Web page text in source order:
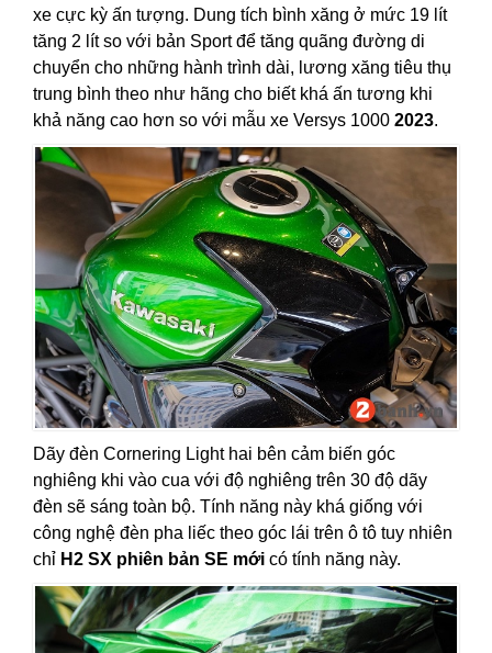
xe cực kỳ ấn tượng. Dung tích bình xăng ở mức 19 lít
tăng 2 lít so với bản Sport để tăng quãng đường di
chuyển cho những hành trình dài, lương xăng tiêu thụ
trung bình theo như hãng cho biết khá ấn tương khi
khả năng cao hơn so với mẫu xe Versys 1000 2023.
Dãy đèn Cornering Light hai bên cảm biến góc
nghiêng khi vào cua với độ nghiêng trên 30 độ dãy
đèn sẽ sáng toàn bộ. Tính năng này khá giống với
công nghệ đèn pha liếc theo góc lái trên ô tô tuy nhiên
chỉ H2 SX phiên bản SE mới có tính năng này.